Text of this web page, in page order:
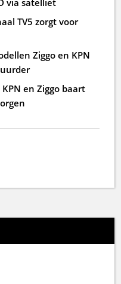
TV5 zorgt voor
Ziggo en KPN
en Ziggo baart